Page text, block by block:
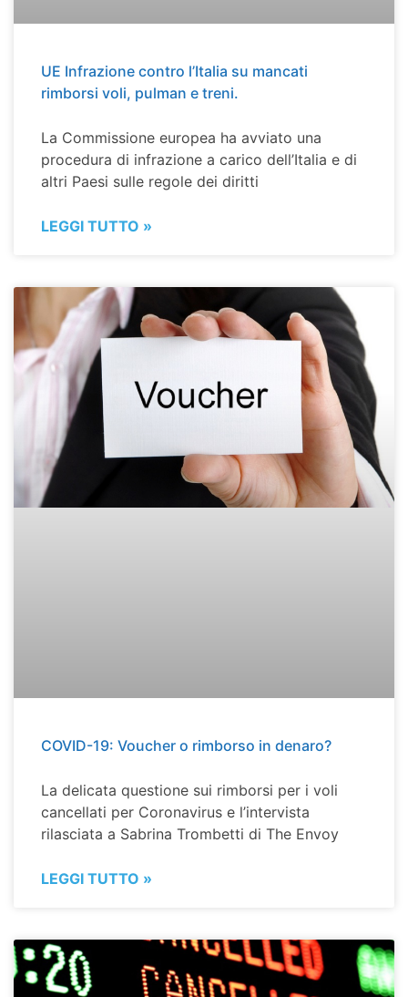
UE Infrazione contro l’Italia su mancati
rimborsi voli, pulman e treni.
La Commissione europea ha avviato una
procedura di infrazione a carico dell’Italia e di
altri Paesi sulle regole dei diritti
LEGGI TUTTO »
COVID-19: Voucher o rimborso in denaro?
La delicata questione sui rimborsi per i voli
cancellati per Coronavirus e l’intervista
rilasciata a Sabrina Trombetti di The Envoy
LEGGI TUTTO »